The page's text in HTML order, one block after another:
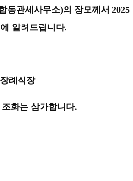
동관세사무소)의 장모께서 2025
알려드립니다.
례식장
화는 삼가합니다.